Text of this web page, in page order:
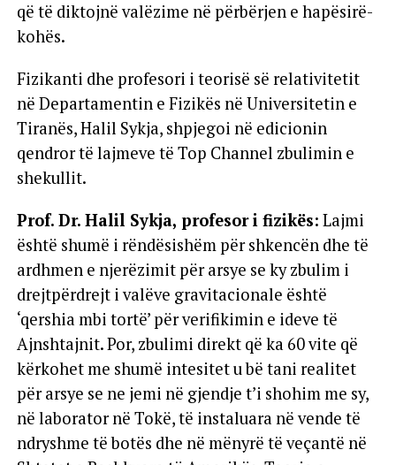
që të diktojnë valëzime në përbërjen e hapësirë-
kohës.
Fizikanti dhe profesori i teorisë së relativitetit
në Departamentin e Fizikës në Universitetin e
Tiranës, Halil Sykja, shpjegoi në edicionin
qendror të lajmeve të Top Channel zbulimin e
shekullit.
Prof. Dr. Halil Sykja, profesor i fizikës: Lajmi
është shumë i rëndësishëm për shkencën dhe të
ardhmen e njerëzimit për arsye se ky zbulim i
drejtpërdrejt i valëve gravitacionale është
‘qershia mbi tortë’ për verifikimin e ideve të
Ajnshtajnit. Por, zbulimi direkt që ka 60 vite që
kërkohet me shumë intesitet u bë tani realitet
për arsye se ne jemi në gjendje t’i shohim me sy,
në laborator në Tokë, të instaluara në vende të
ndryshme të botës dhe në mënyrë të veçantë në